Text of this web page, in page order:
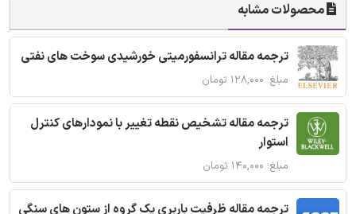
محصولات مشابه
ترجمه مقاله ترانسفورمیتی خورشیدی سوخت های نفتی
مبلغ: ۱۲۸,۰۰۰ تومان
ترجمه مقاله تشخیص نقطه تغییر با نمودارهای کنترل
استوار
مبلغ: ۱۴۰,۰۰۰ تومان
ترجمه مقاله ظرفیت باربری یک گروه از ستون های سنگی